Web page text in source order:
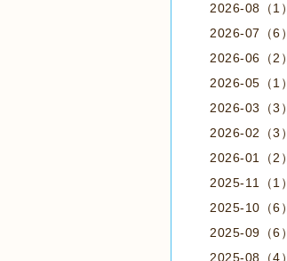
2026-08（1）
2026-07（6）
2026-06（2）
2026-05（1）
2026-03（3）
2026-02（3）
2026-01（2）
2025-11（1）
2025-10（6）
2025-09（6）
2025-08（4）